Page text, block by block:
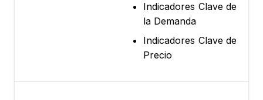
Indicadores Clave de
la Demanda
Indicadores Clave de
Precio